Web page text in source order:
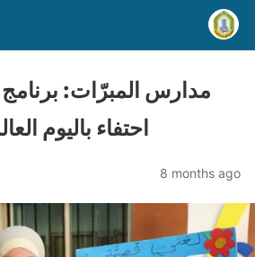
مدارس المبرّات:
احتفاء باليوم
8 months ago